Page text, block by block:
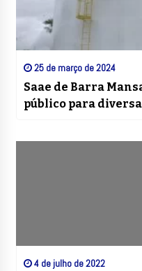
25 de março de 2024
Saae de Barra
público para
4 de julho de 2022